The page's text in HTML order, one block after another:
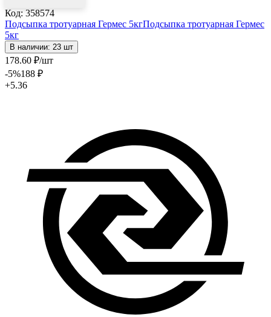
Код: 358574
Подсыпка тротуарная Гермес 5кгПодсыпка тротуарная Гермес
5кг
В наличии: 23 шт
178.60 ₽/шт
-5%188 ₽
+5.36